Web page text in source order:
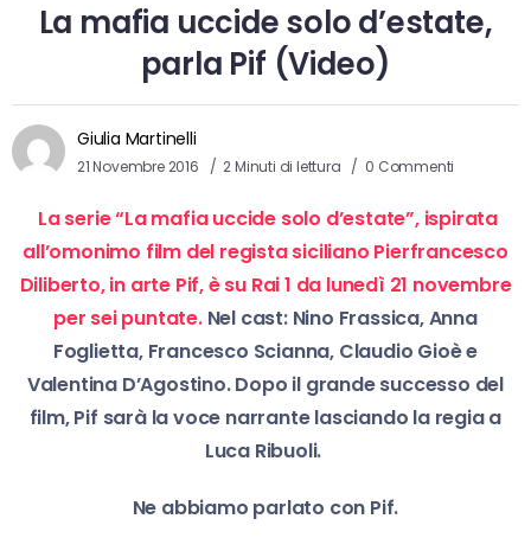
La mafia uccide solo d’estate,
parla Pif (Video)
Giulia Martinelli
21 Novembre 2016 2 Minuti di lettura 0 Commenti
La serie “La mafia uccide solo d’estate”, ispirata
all’omonimo film del regista siciliano Pierfrancesco
Diliberto, in arte Pif, è su Rai 1 da lunedì 21 novembre
per sei puntate.Nel cast: Nino Frassica, Anna
Foglietta, Francesco Scianna, Claudio Gioè e
Valentina D’Agostino. Dopo il grande successo del
film, Pif sarà la voce narrante lasciando la regia a
Luca Ribuoli.
Ne abbiamo parlato con Pif.